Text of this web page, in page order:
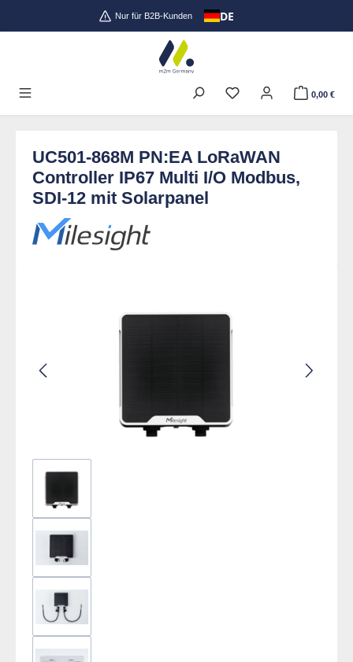
Zum Hauptinhalt springenNur für B2B-Kunden DE
0,00 €
UC501-868M PN:EA LoRaWAN
Controller IP67 Multi I/O Modbus,
SDI-12 mit Solarpanel